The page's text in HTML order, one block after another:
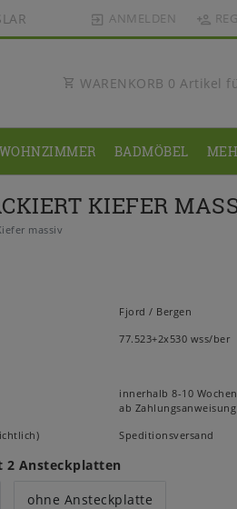
ANMELDEN
WARENKORB 0 Artikel
WOHNZIMMER BADMÖBEL
KIEFER
massiv
Fjord / Bergen
77.523+2x530 wss/ber
innerhalb 8-10 Wochen
ab Zahlungsanweisung
Speditionsversand
2 Ansteckplatten
ohne Ansteckplatte